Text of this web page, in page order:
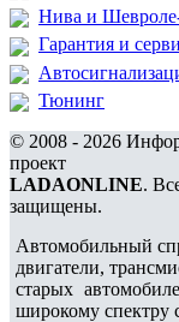
Нива и
Гарантия и
Тюнинг
© 2008 - 2026
проект
LADAONLINE.
защищены.
Автомобильный
двигатели,
старых
широкому спектру